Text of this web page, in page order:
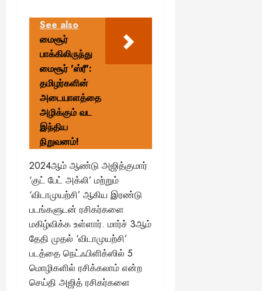
See also
மைசூர்
பாக்கிலிருந்து
மைசூர் 'ஸ்ரீ':
தமிழர்களின்
அடையாளத்தை
அழிக்கும் வட
இந்திய
நிறுவனம்!
2024ஆம் ஆண்டு அஜித்குமார்
‘குட் பேட் அக்லி’ மற்றும்
‘விடாமுயற்சி’ ஆகிய இரண்டு
படங்களுடன் ரசிகர்களை
மகிழ்விக்க உள்ளார். மார்ச் 3ஆம்
தேதி முதல் ‘விடாமுயற்சி’
படத்தை நெட்ஃபிளிக்ஸில் 5
மொழிகளில் ரசிக்கலாம் என்ற
செய்தி அஜித் ரசிகர்களை